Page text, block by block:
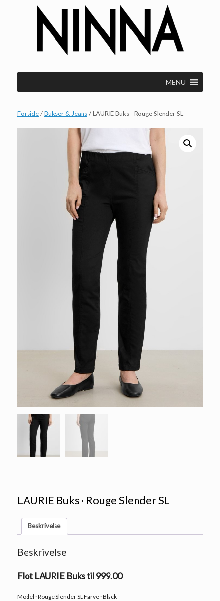
MENU
Forside/Bukser & Jeans/ LAURIE Buks · Rouge Slender SL
LAURIE Buks · Rouge Slender SL
Beskrivelse
Beskrivelse
Flot LAURIE Buks til 999.00
Model · Rouge Slender SL Farve · Black